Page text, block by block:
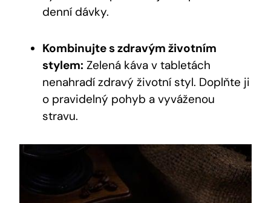
denní dávky.
Kombinujte s zdravým životním
stylem: Zelená káva v tabletách
nenahradí zdravý životní styl. Doplňte ji
o pravidelný pohyb a vyváženou
stravu.